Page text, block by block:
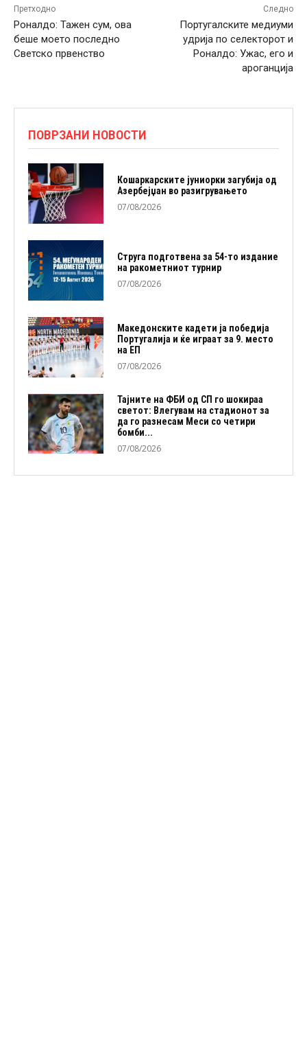
Претходно
Роналдо: Тажен сум, ова
беше моето последно
Светско првенство
Следно
Португалските медиуми
удрија по селекторот и
Роналдо: Ужас, его и
ароганција
ПОВРЗАНИ НОВОСТИ
Кошаркарските јуниорки загубија од
Азербејџан во разигрувањето
07/08/2026
Струга подготвена за 54-то издание
на ракометниот турнир
07/08/2026
Македонските кадети ја победија
Португалија и ќе играат за 9. место
на ЕП
07/08/2026
Тајните на ФБИ од СП го шокираа
светот: Влегувам на стадионот за
да го разнесам Меси со четири
бомби...
07/08/2026